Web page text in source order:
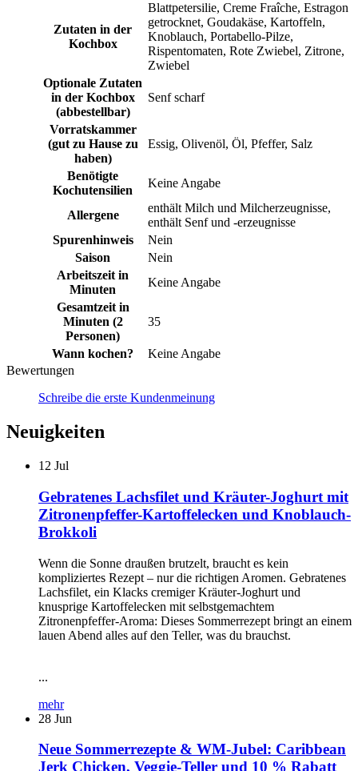
Zutaten in der
Kochbox
Blattpetersilie, Creme Fraîche, Estragon
getrocknet, Goudakäse, Kartoffeln,
Knoblauch, Portabello-Pilze,
Rispentomaten, Rote Zwiebel, Zitrone,
Zwiebel
Optionale Zutaten
in der Kochbox
(abbestellbar)
Senf scharf
Vorratskammer
(gut zu Hause zu
haben)
Essig, Olivenöl, Öl, Pfeffer, Salz
Benötigte
Kochutensilien
Keine Angabe
Allergene
enthält Milch und Milcherzeugnisse,
enthält Senf und -erzeugnisse
Spurenhinweis
Nein
Saison
Nein
Arbeitszeit in
Minuten
Keine Angabe
Gesamtzeit in
Minuten (2
Personen)
35
Wann kochen?
Keine Angabe
Bewertungen
Schreibe die erste Kundenmeinung
Neuigkeiten
12 Jul
Gebratenes Lachsfilet und Kräuter-Joghurt mit
Zitronenpfeffer-Kartoffelecken und Knoblauch-
Brokkoli
Wenn die Sonne draußen brutzelt, braucht es kein
kompliziertes Rezept – nur die richtigen Aromen. Gebratenes
Lachsfilet, ein Klacks cremiger Kräuter-Joghurt und
knusprige Kartoffelecken mit selbstgemachtem
Zitronenpfeffer-Aroma: Dieses Sommerrezept bringt an einem
lauen Abend alles auf den Teller, was du brauchst.
...
mehr
28 Jun
Neue Sommerrezepte & WM-Jubel: Caribbean
Jerk Chicken, Veggie-Teller und 10 % Rabatt